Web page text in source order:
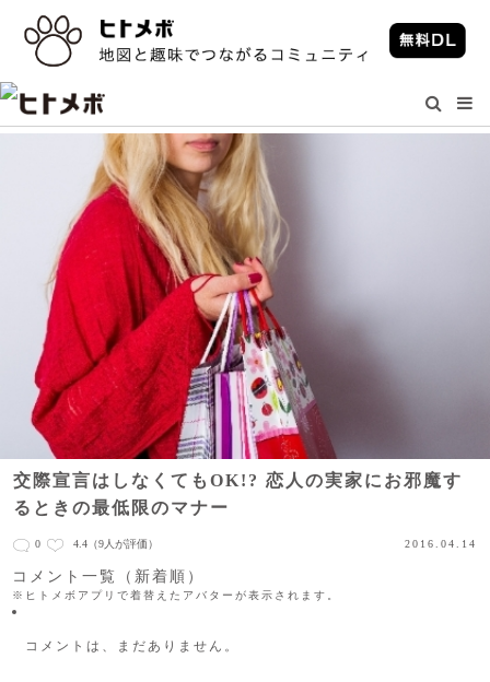
交際宣言はしなくてもOK!? 恋人の実家にお邪魔す
るときの最低限のマナー
0 4.4 （9人が評価） 2016.04.14
コメント一覧（新着順）
※ヒトメボアプリで着替えたアバターが表示されます。
コメントは、まだありません。